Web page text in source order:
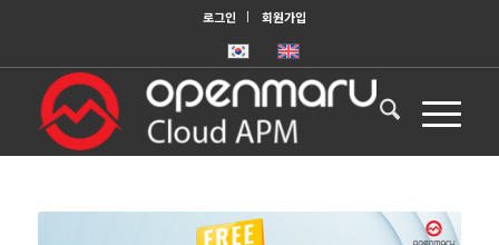
로그인 회원가입